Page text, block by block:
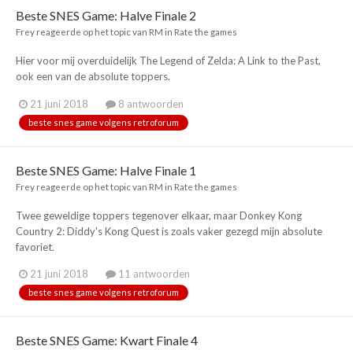
Beste SNES Game: Halve Finale 2
Frey reageerde op het topic van RM in Rate the games
Hier voor mij overduidelijk The Legend of Zelda: A Link to the Past,
ook een van de absolute toppers.
21 juni 2018 8 antwoorden
beste snes game volgens retroforum
Beste SNES Game: Halve Finale 1
Frey reageerde op het topic van RM in Rate the games
Twee geweldige toppers tegenover elkaar, maar Donkey Kong
Country 2: Diddy's Kong Quest is zoals vaker gezegd mijn absolute
favoriet.
21 juni 2018 11 antwoorden
beste snes game volgens retroforum
Beste SNES Game: Kwart Finale 4